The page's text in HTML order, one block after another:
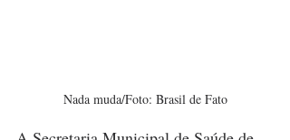
Nada muda/Foto: Brasil de Fato